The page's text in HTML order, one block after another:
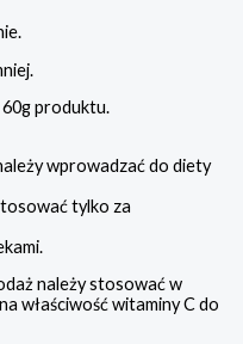
60g produktu.
wprowadzać do diety
tylko za
należy stosować w
właściwość witaminy C do